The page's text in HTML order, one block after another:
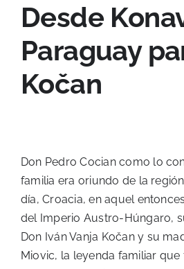
Desde
Paraguay
Kočan
Don Pedro Cocian como lo
familia era oriundo de la
día, Croacia, en aquel
del Imperio Austro-Húngaro,
Don Iván Vanja Kočan y su
Miovic, la leyenda familiar